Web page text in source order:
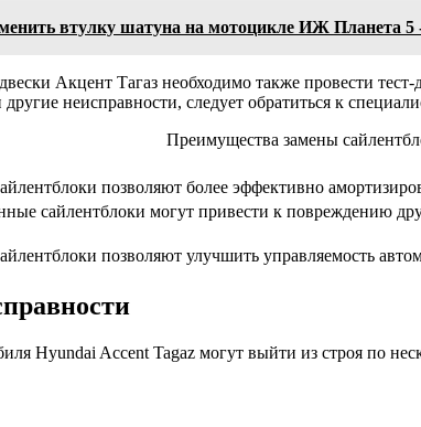
втулку шатуна на мотоцикле ИЖ Планета 5
Акцент Тагаз необходимо также провести
неисправности, следует обратиться к
Преимущества замены
позволяют более эффективно
сайлентблоки могут привести к повреждению
позволяют улучшить управляемость
Hyundai Accent Tagaz могут выйти из строя по